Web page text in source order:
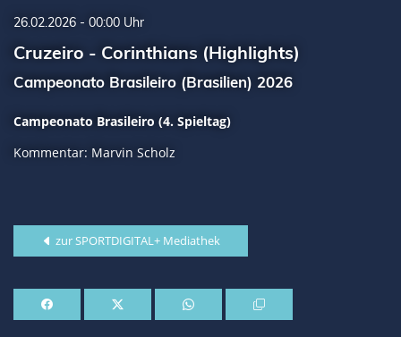
26.02.2026 - 00:00 Uhr
Cruzeiro - Corinthians (Highlights)
Campeonato Brasileiro (Brasilien) 2026
Campeonato Brasileiro (4. Spieltag)
Kommentar: Marvin Scholz
zur SPORTDIGITAL+ Mediathek